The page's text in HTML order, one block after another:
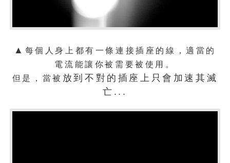
▲ 每個人身上都有一條連接插座的線，適當的
電流能讓你被需要被使用。
但是，當被 放到不對的插座上只會加速其滅
亡...